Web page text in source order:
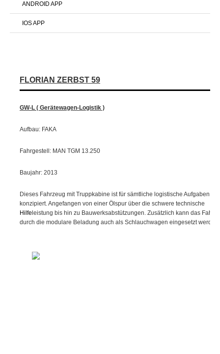
ANDROID APP
IOS APP
FLORIAN ZERBST 59
GW-L ( Gerätewagen-Logistik )
Aufbau: FAKA
Fahrgestell: MAN TGM 13.250
Baujahr: 2013
Dieses Fahrzeug mit Truppkabine ist für sämtliche logistische Aufgaben
konzipiert. Angefangen von einer Ölspur über die schwere technische
Hilfe leistung bis hin zu Bauwerksabstützungen. Zusätzlich kann das
durch die modulare Beladung auch als Schlauchwagen eingesetzt werden.